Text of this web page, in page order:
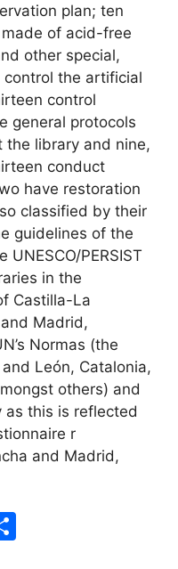
plan; ten
of acid-free
other special,
the artificial
control
general protocols
the library and nine,
conduct
have restoration
classified by their
guidelines of the
PERSIST
in the
Castilla-La
Madrid,
Normas (the
León, Catalonia,
others) and
as this is reflected
r
and Madrid,